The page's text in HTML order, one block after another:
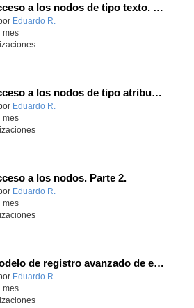
1.5. Acceso a los nodos de tipo texto. Parte 2.
educativo.
Eduardo R.
mes
1.4. Acceso a los nodos de tipo atributo. Parte 2.
educativo.
Eduardo R.
mes
a los nodos. Parte 2.
educativo.
Eduardo R.
mes
3.3. Modelo de registro avanzado de eventos según W3C 2.
educativo.
Eduardo R.
mes